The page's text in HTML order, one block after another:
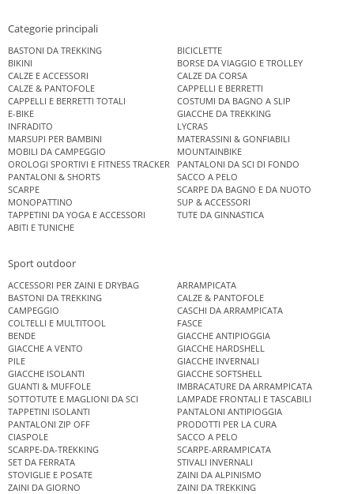
Categorie principali
BASTONI DA TREKKING
BICICLETTE
BIKINI
BORSE DA VIAGGIO E TROLLEY
CALZE E ACCESSORI
CALZE DA CORSA
CALZE & PANTOFOLE
CAPPELLI E BERRETTI
CAPPELLI E BERRETTI TOTALI
COSTUMI DA BAGNO A SLIP
E-BIKE
GIACCHE DA TREKKING
INFRADITO
LYCRAS
MARSUPI PER BAMBINI
MATERASSINI & GONFIABILI
MOBILI DA CAMPEGGIO
MOUNTAINBIKE
OROLOGI SPORTIVI E FITNESS TRACKER
PANTALONI DA SCI DI FONDO
PANTALONI & SHORTS
SACCO A PELO
SCARPE
SCARPE DA BAGNO E DA NUOTO
MONOPATTINO
SUP & ACCESSORI
TAPPETINI DA YOGA E ACCESSORI
TUTE DA GINNASTICA
ABITI E TUNICHE
Sport outdoor
ACCESSORI PER ZAINI E DRYBAG
ARRAMPICATA
BASTONI DA TREKKING
CALZE & PANTOFOLE
CAMPEGGIO
CASCHI DA ARRAMPICATA
COLTELLI E MULTITOOL
FASCE
BENDE
GIACCHE ANTIPIOGGIA
GIACCHE A VENTO
GIACCHE HARDSHELL
PILE
GIACCHE INVERNALI
GIACCHE ISOLANTI
GIACCHE SOFTSHELL
GUANTI & MUFFOLE
IMBRACATURE DA ARRAMPICATA
SOTTOTUTE E MAGLIONI DA SCI
LAMPADE FRONTALI E TASCABILI
TAPPETINI ISOLANTI
PANTALONI ANTIPIOGGIA
PANTALONI ZIP OFF
PRODOTTI PER LA CURA
CIASPOLE
SACCO A PELO
SCARPE-DA-TREKKING
SCARPE-ARRAMPICATA
SET DA FERRATA
STIVALI INVERNALI
STOVIGLIE E POSATE
ZAINI DA ALPINISMO
ZAINI DA GIORNO
ZAINI DA TREKKING